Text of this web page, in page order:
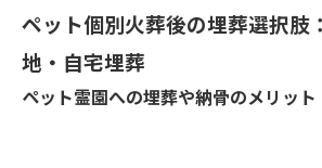
ペット個別火葬後の埋葬選択肢
地・自宅埋葬
ペット霊園への埋葬や納骨のメリット